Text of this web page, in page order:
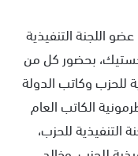
اللجنة التنفيذية
بحضور كل من
للحزب وكاتب الدولة
الكاتب العام
التنفيذية للحزب،